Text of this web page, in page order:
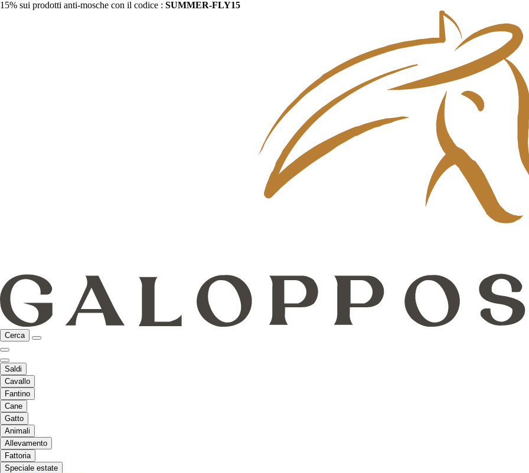
15% sui prodotti anti-mosche con il codice : SUMMER-FLY15
Cerca
Saldi
Cavallo
Fantino
Cane
Gatto
Animali
Allevamento
Fattoria
Speciale estate